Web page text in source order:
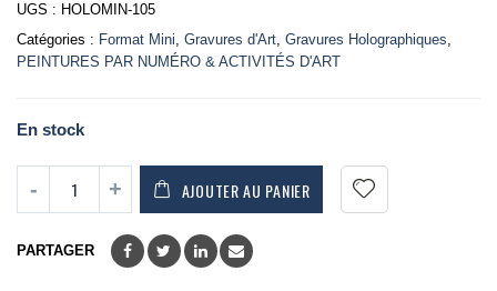
UGS : HOLOMIN-105
Catégories : Format Mini Gravures d'Art Gravures Holographiques
PEINTURES PAR NUMÉRO & ACTIVITÉS D'ART
En stock
AJOUTER AU PANIER
PARTAGER